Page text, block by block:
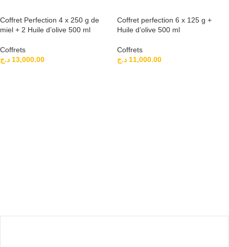
Coffret Perfection 4 x 250 g de
miel + 2 Huile d’olive 500 ml
Coffrets
13,000.00 د.ج
Coffret perfection 6 x 125 g +
Huile d’olive 500 ml
Coffrets
11,000.00 د.ج